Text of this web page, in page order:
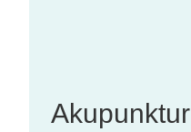
Akupunktur